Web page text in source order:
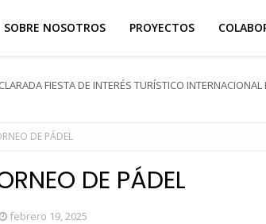
SOBRE NOSOTROS PROYECTOS
FIESTA DE INTERÉS TURÍSTICO INTERNACIONAL
DE PÁDEL
DE PÁDEL
febrero 19, 2025